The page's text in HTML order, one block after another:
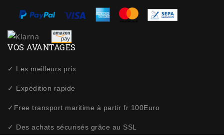
VOS AVANTAGES
✓ Les meilleurs prix
✓ Expédition rapide
✓Free transport maritime à partir fr 100Euro
✓ Des achats sécurisés grâce au SSL